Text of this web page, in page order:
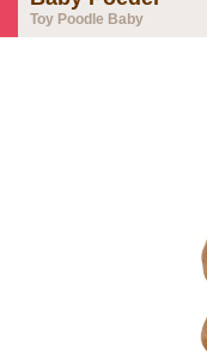
Toy Poodle Baby